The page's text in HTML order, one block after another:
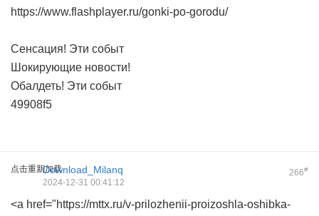
https://www.flashplayer.ru/gonki-po-gorodu/
Сенсация! Эти событ
Шокирующие новости!
Обалдеть! Эти событ
49908f5
点击重新加载 266#
Download_Milanq
2024-12-31 00:41:12
<a href="https://mttx.ru/v-prilozhenii-proizoshla-oshibka-